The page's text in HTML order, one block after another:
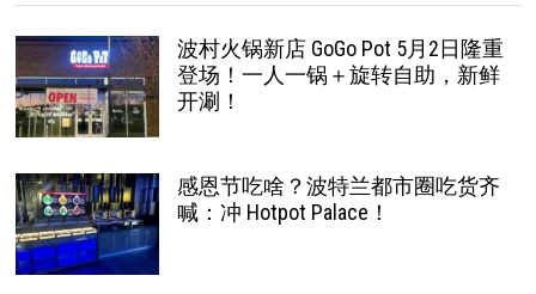
波村火锅新店 GoGo Pot 5月2日隆重
登场！一人一锅＋旋转自助，新鲜
开涮！
感恩节吃啥？波特兰都市圈吃货齐
喊：冲 Hotpot Palace！